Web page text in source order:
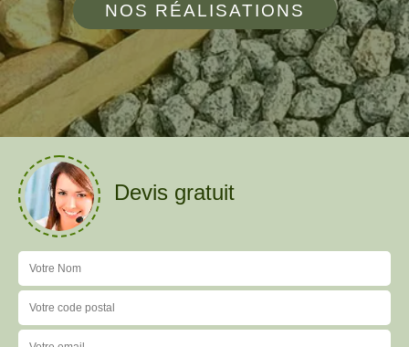
NOS RÉALISATIONS
Devis gratuit